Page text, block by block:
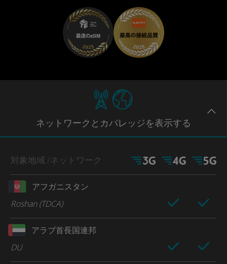
ネットワークとカバレッジを表示する
対象地域 /ネットワーク
アフガニスタン
Roshan (TDCA)
アラブ首長国連邦
DU